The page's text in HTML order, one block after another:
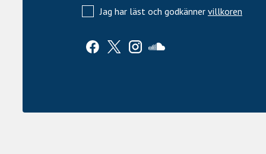
Jag har läst och godkänner villkoren